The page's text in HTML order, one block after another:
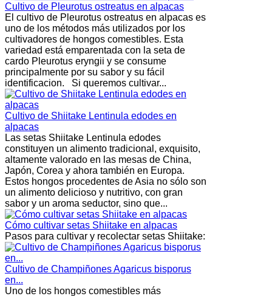
Cultivo de Pleurotus ostreatus en alpacas
El cultivo de Pleurotus ostreatus en alpacas es
uno de los métodos más utilizados por los
cultivadores de hongos comestibles. Esta
variedad está emparentada con la seta de
cardo Pleurotus eryngii y se consume
principalmente por su sabor y su fácil
identificacion. Si queremos cultivar...
Cultivo de Shiitake Lentinula edodes en
alpacas
Las setas Shiitake Lentinula edodes
constituyen un alimento tradicional, exquisito,
altamente valorado en las mesas de China,
Japón, Corea y ahora también en Europa.
Estos hongos procedentes de Asia no sólo son
un alimento delicioso y nutritivo, con gran
sabor y un aroma seductor, sino que...
Cómo cultivar setas Shiitake en alpacas
Pasos para cultivar y recolectar setas Shiitake:
Cultivo de Champiñones Agaricus bisporus
en...
Uno de los hongos comestibles más